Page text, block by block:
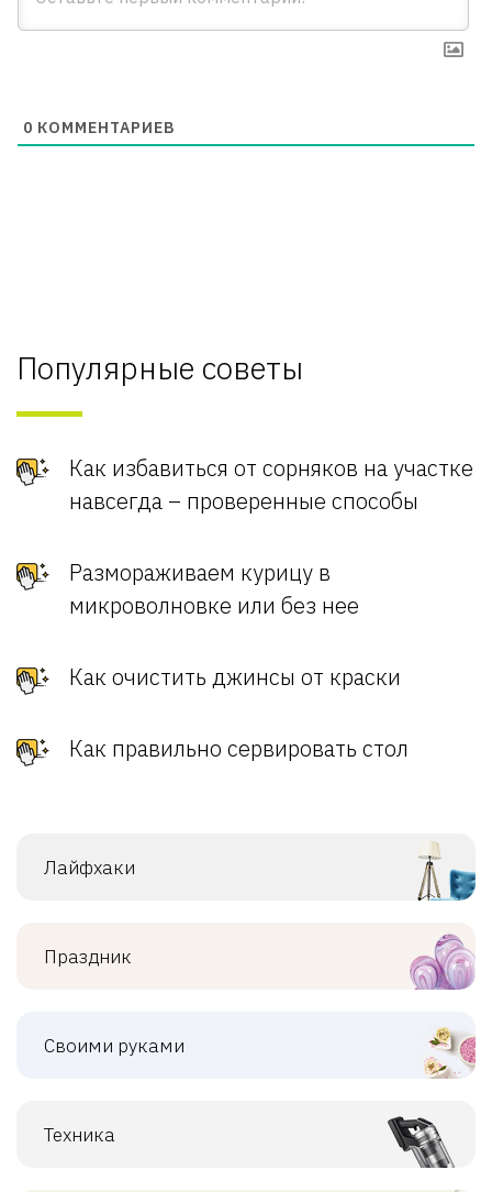
0 КОММЕНТАРИЕВ
Популярные советы
Как избавиться от сорняков на участке
навсегда – проверенные способы
Размораживаем курицу в
микроволновке или без нее
Как очистить джинсы от краски
Как правильно сервировать стол
Лайфхаки
Праздник
Своими руками
Техника